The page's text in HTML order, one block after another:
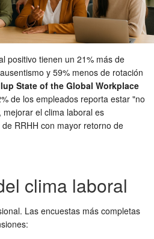
positivo tienen un 21% más de
y 59% menos de rotación
State of the Global Workplace
de los empleados reporta estar "no
el clima laboral es
RRHH con mayor retorno de
clima laboral
Las encuestas más completas